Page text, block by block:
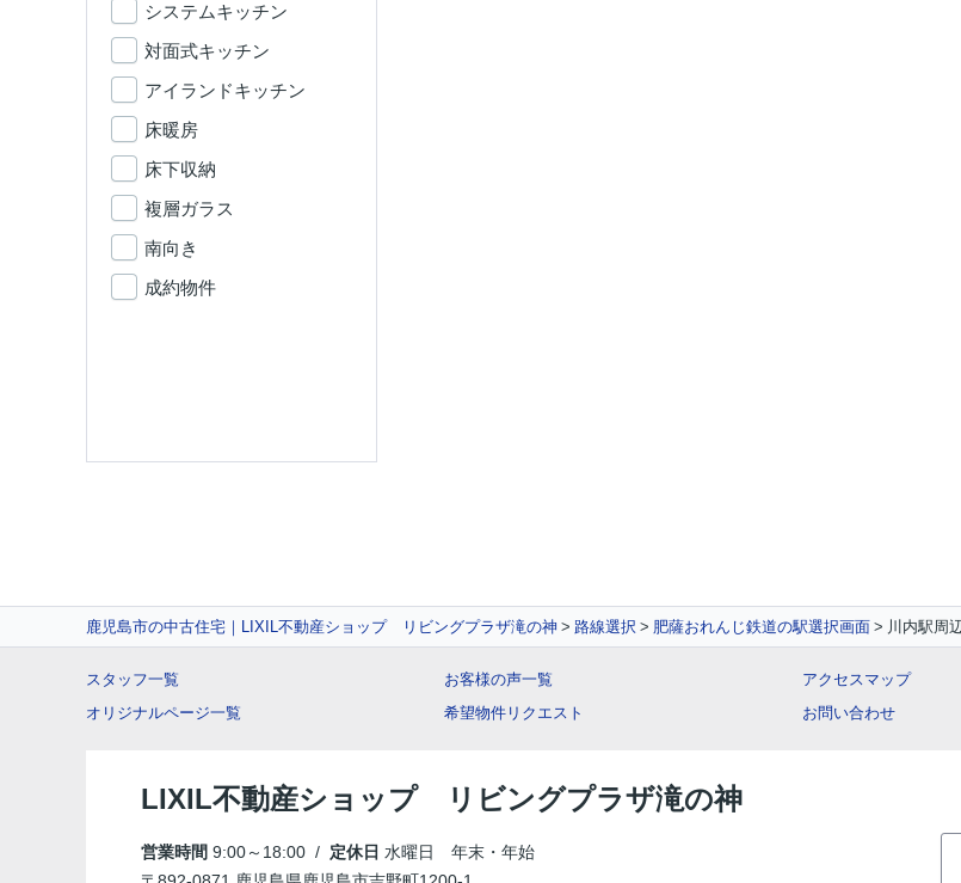
システムキッチン
対面式キッチン
アイランドキッチン
床暖房
床下収納
複層ガラス
南向き
成約物件
鹿児島市の中古住宅｜LIXIL不動産ショップ リビングプラザ滝の神 路線選択 肥薩おれんじ鉄道の駅選択画面 川内駅周
スタッフ一覧
オリジナルページ一覧
お客様の声一覧
希望物件リクエスト
アクセスマップ
お問い合わせ
LIXIL不動産ショップ リビングプラザ滝の神
営業時間 9:00～18:00 / 定休日 水曜日 年末・年始